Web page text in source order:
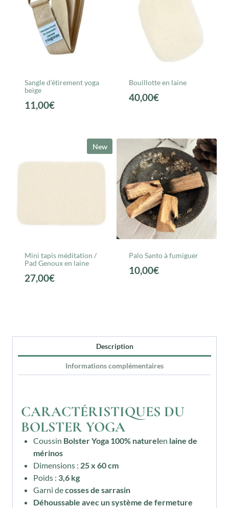
Sangle d’étirement yoga
beige
11,00€
Bouillotte en laine
40,00€
New
Mini tapis méditation /
Pad Genoux en laine
27,00€
Palo Santo à fumiguer
10,00€
Description
Informations complémentaires
CARACTÉRISTIQUES DU
BOLSTER YOGA
Coussin Bolster Yoga 100% naturelen laine de
mérinos
Dimensions : 25 x 60 cm
Poids : 3,6 kg
Garni decosses de sarrasin
Déhoussable avec un système de fermeture